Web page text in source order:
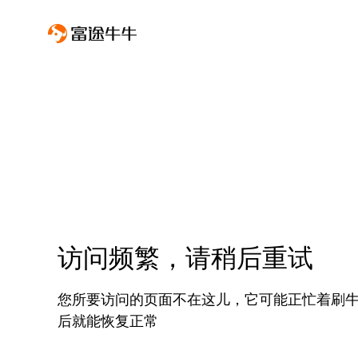
访问频繁，请稍后重试
您所要访问的页面不在这儿，它可能正忙着刷
后就能恢复正常